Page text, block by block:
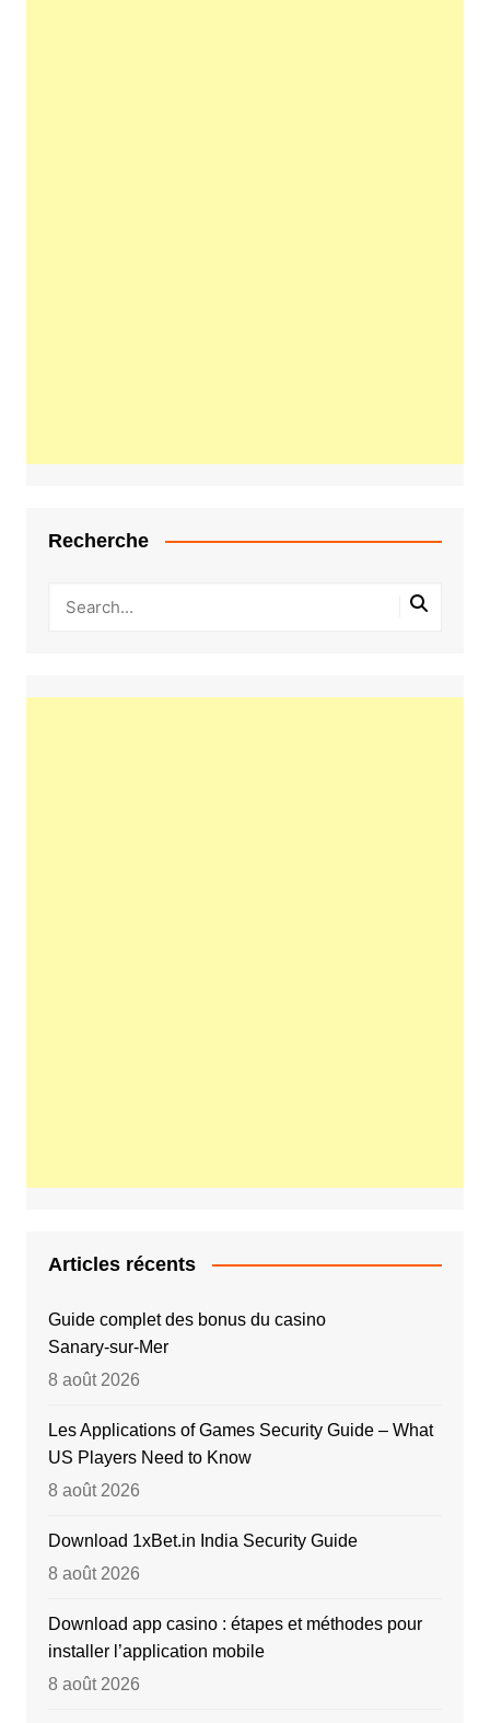
Recherche
Articles récents
Guide complet des bonus du casino
Sanary‑sur‑Mer
8 août 2026
Les Applications of Games Security Guide – What
US Players Need to Know
8 août 2026
Download 1xBet.in India Security Guide
8 août 2026
Download app casino : étapes et méthodes pour
installer l’application mobile
8 août 2026